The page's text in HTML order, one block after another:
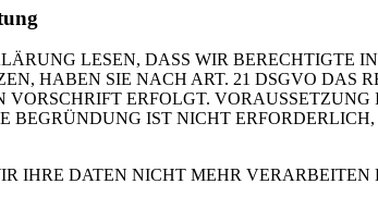
LESEN, DASS WIR BERECHTIGTE
HABEN SIE NACH ART. 21 DSGVO
ERFOLGT.
BEGRÜNDUNG IST NICHT
IHRE DATEN NICHT MEHR